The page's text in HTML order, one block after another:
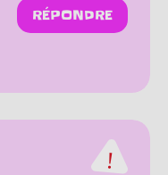
RÉPONDRE